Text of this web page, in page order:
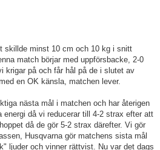
skillde minst 10 cm och 10 kg i snitt
match börjar med uppförsbacke, 2-0
krigar på och får hål på de i slutet av
en OK känsla, matchen lever.
nästa mål i matchen och har återigen
energi då vi reducerar till 4-2 strax efter att
då de gör 5-2 strax därefter. Vi gör
Husqvarna gör matchens sista mål
ljuder och vinner rättvist. Nu var det dags